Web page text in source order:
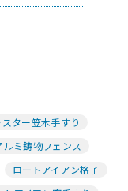
スター笠木手すり
ルミ鋳物フェンス
ロートアイアン格子